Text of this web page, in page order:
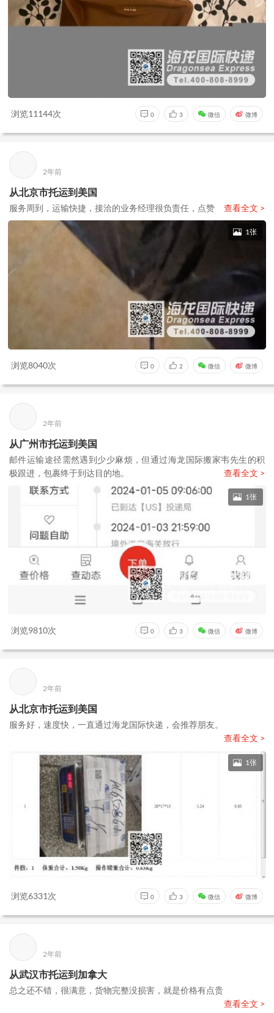
浏览11144次 0 3 微信 微博
2年前
从北京市托运到美国
服务周到，运输快捷，接洽的业务经理很负责任，点赞 查看全文 >
1张
浏览8040次 0 2 微信 微博
2年前
从广州市托运到美国
邮件运输途径需然遇到少少麻烦，但通过海龙国际搬家韦先生的积
极跟进，包裹终于到达目的地。
查看全文 >
1张
浏览9810次 0 3 微信 微博
2年前
从北京市托运到美国
服务好，速度快，一直通过海龙国际快递，会推荐朋友。
查看全文 >
1张
浏览6331次 0 3 微信 微博
2年前
从武汉市托运到加拿大
总之还不错，很满意，货物完整没损害，就是价格有点贵
查看全文 >